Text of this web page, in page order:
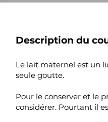
Description du
Le lait maternel est un
seule goutte.
Pour le conserver et le
considérer. Pourtant il